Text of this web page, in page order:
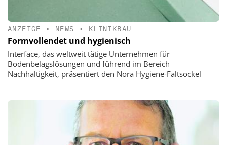
ANZEIGE • NEWS • KLINIKBAU
Formvollendet und hygienisch
Interface, das weltweit tätige Unternehmen für
Bodenbelagslösungen und führend im Bereich
Nachhaltigkeit, präsentiert den Nora Hygiene-Faltsockel